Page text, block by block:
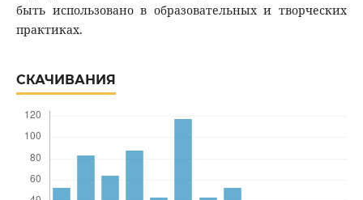
быть использовано в образовательных и творческих
практиках.
СКАЧИВАНИЯ